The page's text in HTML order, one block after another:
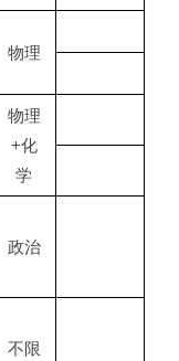
物理
物理
+化
学
政治
不限